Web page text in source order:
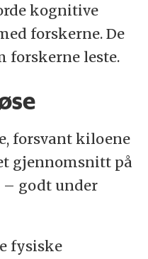
kognitive
forskerne. De
forskerne leste.
forsvant kiloene
gjennomsnitt på
– godt under
fysiske